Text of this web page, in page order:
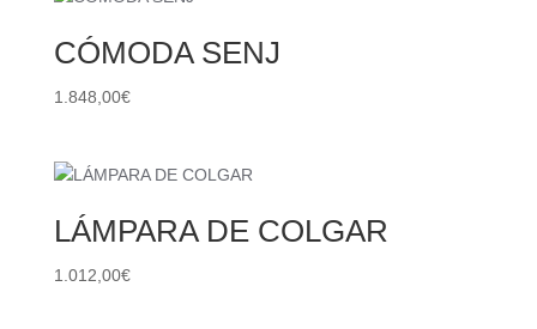
CÓMODA SENJ
1.848,00€
LÁMPARA DE COLGAR
1.012,00€